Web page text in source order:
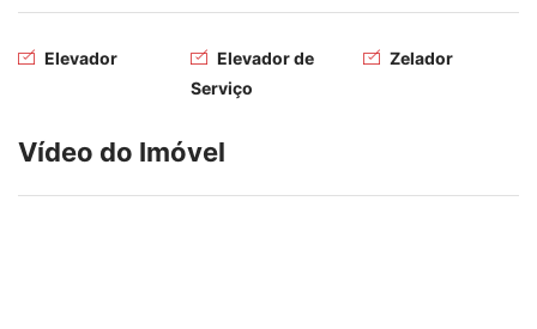
Elevador
Serviço
Zelador
Vídeo do Imóvel